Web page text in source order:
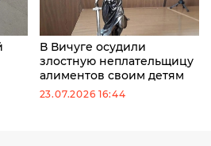
В Вичуге осудили
злостную неплательщицу
алиментов своим детям
23.07.2026 16:44